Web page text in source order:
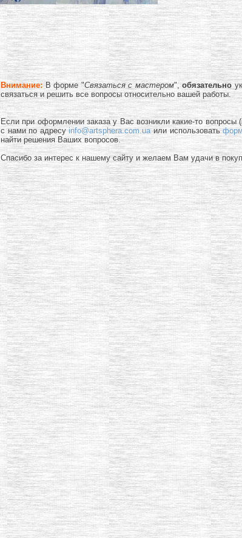
Внимание:В форме "Связаться с мастером",обязательно
связаться и решить все вопросы относительно вашей работы.
Если при оформлении заказа у Вас возникли какие-то
с нами по адресуinfo@artsphera.com.uaили использовать
найти решения Ваших вопросов.
Спасибо за интерес к нашему сайту и желаем Вам удачи в